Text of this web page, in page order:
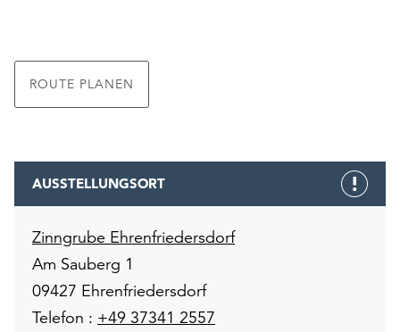
ROUTE PLANEN
AUSSTELLUNGSORT
Zinngrube Ehrenfriedersdorf
Am Sauberg 1
09427 Ehrenfriedersdorf
Telefon : +49 37341 2557